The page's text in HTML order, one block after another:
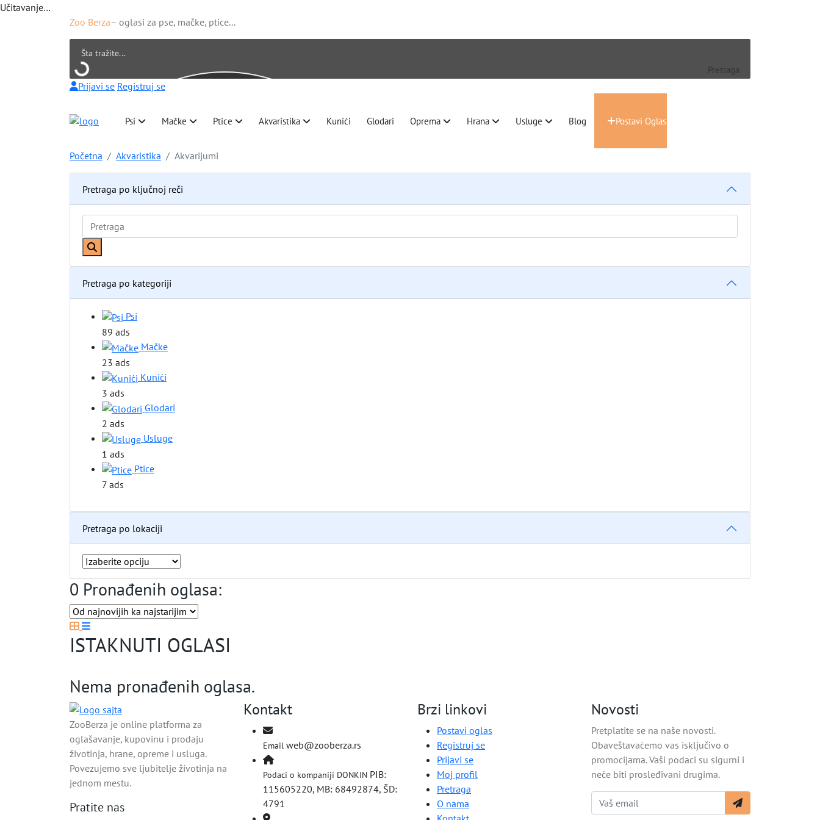
Učitavanje…
Zoo Berza– oglasi za pse, mačke, ptice...
Pretraga
Prijavi se Registruj se
Psi Mačke Ptice Akvaristika Kunići Glodari Oprema Hrana Usluge Blog Postavi Oglas
Početna Akvaristika Akvarijumi
Pretraga po ključnoj reči
Pretraga po kategoriji
Psi
89 ads
Mačke
23 ads
Kunići
3 ads
Glodari
2 ads
Usluge
1 ads
Ptice
7 ads
Pretraga po lokaciji
0 Pronađenih oglasa:
ISTAKNUTI OGLASI
Nema pronađenih oglasa.
ZooBerza je online platforma za
oglašavanje, kupovinu i prodaju
životinja, hrane, opreme i usluga.
Povezujemo sve ljubitelje životinja na
jednom mestu.
Pratite nas
Kontakt
Email web@zooberza.rs
Podaci o kompaniji DONKIN PIB:
115605220, MB: 68492874, ŠD:
4791
Brzi linkovi
Postavi oglas
Registruj se
Prijavi se
Moj profil
Pretraga
O nama
Novosti
Pretplatite se na naše novosti.
Obaveštavaćemo vas isključivo o
promocijama. Vaši podaci su sigurni i
neće biti prosleđivani drugima.